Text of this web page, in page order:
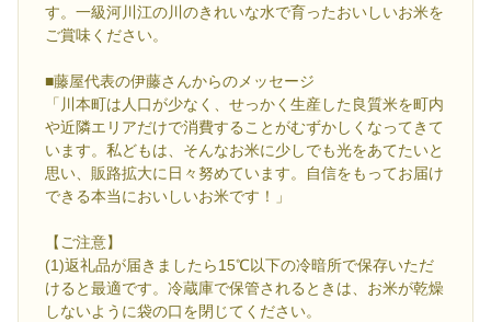
す。一級河川江の川のきれいな水で育ったおいしいお米を
ご賞味ください。
■藤屋代表の伊藤さんからのメッセージ
「川本町は人口が少なく、せっかく生産した良質米を町内
や近隣エリアだけで消費することがむずかしくなってきて
います。私どもは、そんなお米に少しでも光をあてたいと
思い、販路拡大に日々努めています。自信をもってお届け
できる本当においしいお米です！」
【ご注意】
(1)返礼品が届きましたら15℃以下の冷暗所で保存いただ
けると最適です。冷蔵庫で保管されるときは、お米が乾燥
しないように袋の口を閉じてください。